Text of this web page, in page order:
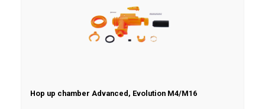
Hop up chamber Advanced, Evolution M4/M16